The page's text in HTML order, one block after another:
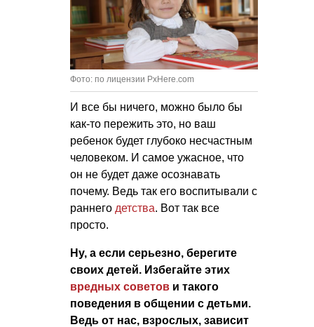
Фото: по лицензии PxHere.com
И все бы ничего, можно было бы
как-то пережить это, но ваш
ребенок будет глубоко несчастным
человеком. И самое ужасное, что
он не будет даже осознавать
почему. Ведь так его воспитывали с
раннего детства. Вот так все
просто.
Ну, а если серьезно, берегите
своих детей. Избегайте этих
вредных советов и такого
поведения в общении с детьми.
Ведь от нас, взрослых, зависит